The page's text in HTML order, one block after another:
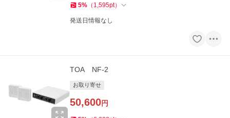
5% （ 1,595pt）
発送日情報なし
TOA NF-2
お取り寄せ
50,600円